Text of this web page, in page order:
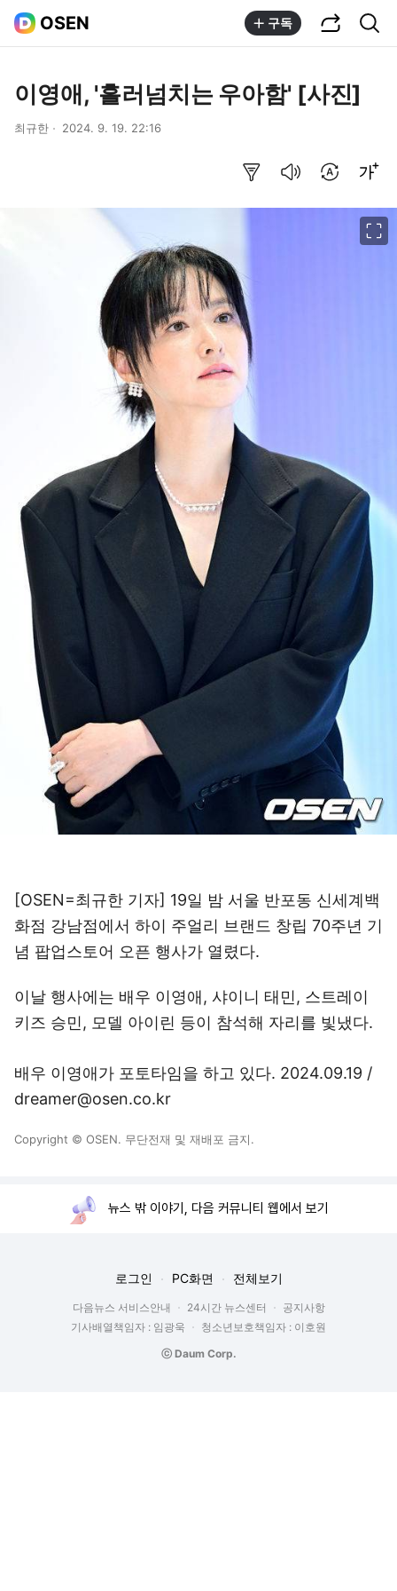
OSEN 구독
이영애, '흘러넘치는 우아함' [사진]
최규한 2024. 9. 19. 22:16
[OSEN=최규한 기자] 19일 밤 서울 반포동 신세계백
화점 강남점에서 하이 주얼리 브랜드 창립 70주년 기
념 팝업스토어 오픈 행사가 열렸다.
이날 행사에는 배우 이영애, 샤이니 태민, 스트레이
키즈 승민, 모델 아이린 등이 참석해 자리를 빛냈다.
배우 이영애가 포토타임을 하고 있다. 2024.09.19 /
dreamer@osen.co.kr
Copyright © OSEN. 무단전재 및 재배포 금지.
뉴스 밖 이야기, 다음 커뮤니티 웹에서 보기
로그인 PC화면 전체보기
다음뉴스 서비스안내 24시간 뉴스센터
공지사항
기사배열책임자 : 임광욱
청소년보호책임자 : 이호원
ⓒ Daum Corp.